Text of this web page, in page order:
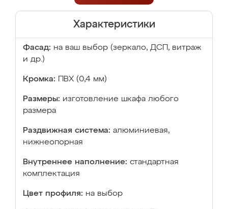
Характеристики
Фасад: на ваш выбор (зеркало, ДСП, витраж
и др.)
Кромка: ПВХ (0,4 мм)
Размеры: изготовление шкафа любого
размера
Раздвижная система: алюминиевая,
нижнеопорная
Внутреннее наполнение: стандартная
комплектация
Цвет профиля: на выбор